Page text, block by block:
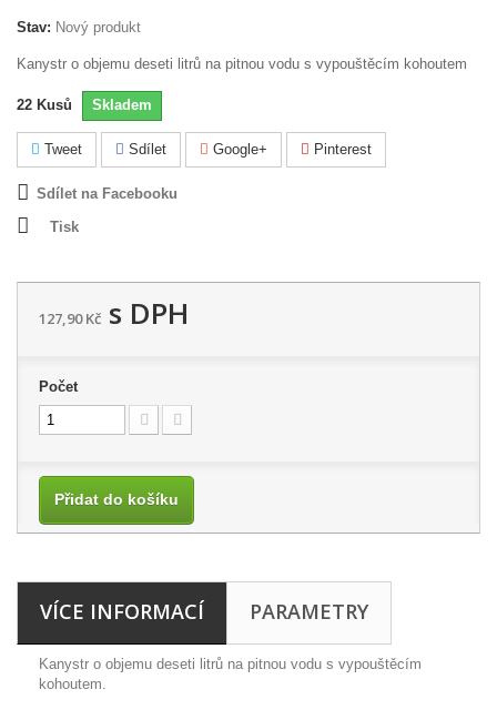
Stav: Nový produkt
Kanystr o objemu deseti litrů na pitnou vodu s vypouštěcím kohoutem
22 Kusů Skladem
Tweet Sdílet Google+ Pinterest
Sdílet na Facebooku
Tisk
127,90 Kč s DPH
Počet
Přidat do košíku
VÍCE INFORMACÍ PARAMETRY
Kanystr o objemu deseti litrů na pitnou vodu s vypouštěcím
kohoutem.